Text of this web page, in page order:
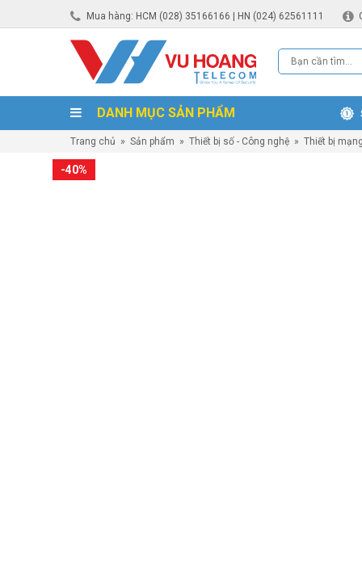
Mua hàng: HCM (028) 35166166 | HN (024) 62561111
DANH MỤC SẢN PHẨM
Trang chủ » Sản phẩm » Thiết bị số - Công nghệ » Thiết bị mạng
-40%